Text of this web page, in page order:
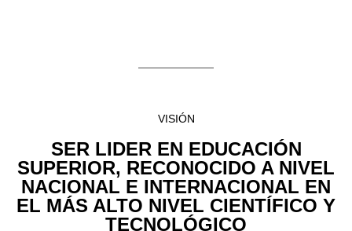
VISIÓN
SER LIDER EN EDUCACIÓN
SUPERIOR, RECONOCIDO A NIVEL
NACIONAL E INTERNACIONAL EN
EL MÁS ALTO NIVEL CIENTÍFICO Y
TECNOLÓGICO